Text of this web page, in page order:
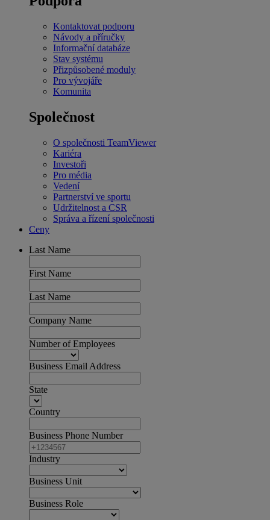
Kontaktovat podporu
Návody a příručky
Informační databáze
Stav systému
Přizpůsobené moduly
Pro vývojáře
Komunita
Společnost
O společnosti TeamViewer
Kariéra
Investoři
Pro média
Vedení
Partnerství ve sportu
Udržitelnost a CSR
Správa a řízení společnosti
Ceny
Last Name
First Name
Last Name
Company Name
Number of Employees
Business Email Address
State
Country
Business Phone Number
Industry
Business Unit
Business Role